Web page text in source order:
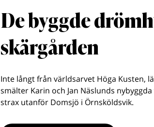
De byggde
skärgården
Inte långt från världsarvet Höga Kusten,
smälter Karin och Jan Näslunds
strax utanför Domsjö i Örnsköldsvik.